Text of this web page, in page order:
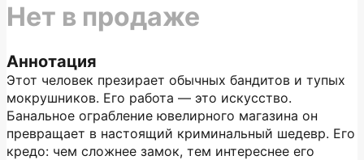
Аннотация
Этот человек презирает обычных бандитов и тупых
мокрушников. Его работа — это искусство.
Банальное ограбление ювелирного магазина он
превращает в настоящий криминальный шедевр. Его
кредо: чем сложнее замок, тем интереснее его
Нет в продаже